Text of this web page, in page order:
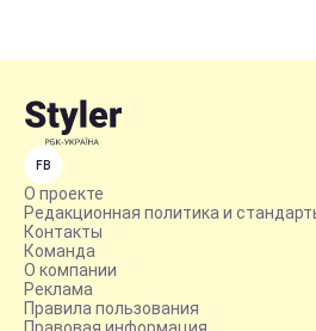
FB
О проекте
Редакционная политика и
Контакты
Команда
О компании
Реклама
Правила пользования